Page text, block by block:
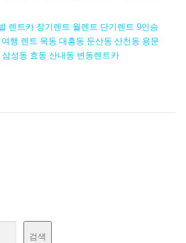
렌트카 장기렌트 월렌트 단기렌트 9인승
행 렌트 목동 대흥동 둔산동 산천동 용문
성동 효동 산내동 변동렌트카
검색